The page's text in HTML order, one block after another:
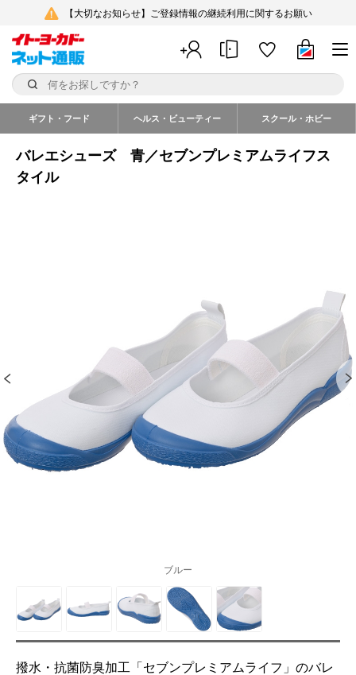
【大切なお知らせ】ご登録情報の継続利用に関するお願い
ギフト・フード ヘルス・ビューティー スクール・ホビー
バレエシューズ 青／セブンプレミアムライフス
タイル
ブルー
撥水・抗菌防臭加工「セブンプレミアムライフ」のバレ